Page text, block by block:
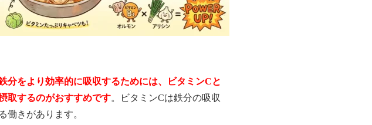
分をより効率的に吸収するためには、ビタミンCと
取するのがおすすめです。ビタミンCは鉄分の吸収
働きがあります。